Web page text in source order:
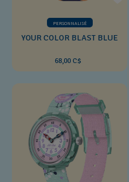
PERSONNALISÉ
YOUR COLOR BLAST BLUE
68,00 C$